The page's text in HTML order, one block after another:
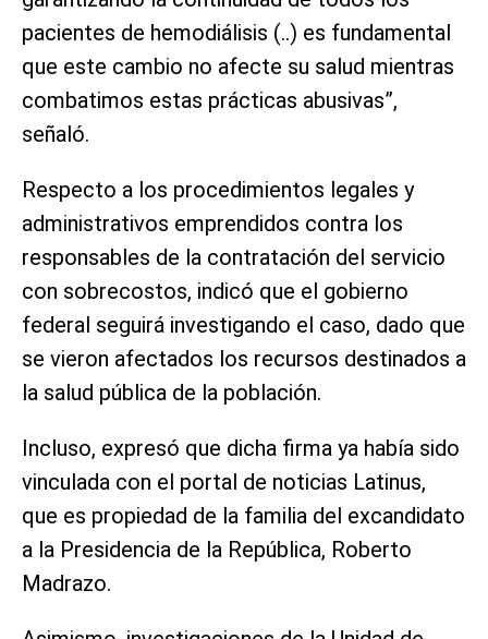
pacientes de hemodiálisis (..) es fundamental
que este cambio no afecte su salud mientras
combatimos estas prácticas abusivas”,
señaló.
Respecto a los procedimientos legales y
administrativos emprendidos contra los
responsables de la contratación del servicio
con sobrecostos, indicó que el gobierno
federal seguirá investigando el caso, dado que
se vieron afectados los recursos destinados a
la salud pública de la población.
Incluso, expresó que dicha firma ya había sido
vinculada con el portal de noticias Latinus,
que es propiedad de la familia del excandidato
a la Presidencia de la República, Roberto
Madrazo.